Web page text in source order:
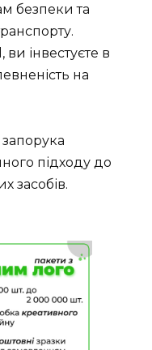
безпеки та
інвестуєте в
на
запорука
підходу до
засобів.